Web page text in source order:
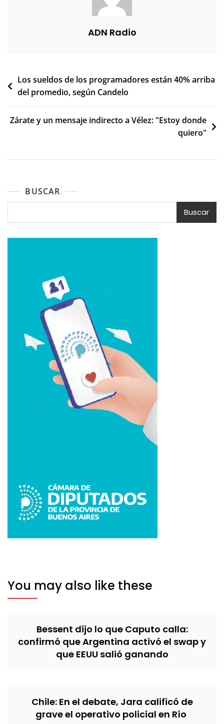
ADN Radio
Navegación
de
Los sueldos de los programadores están 40% arriba
del promedio, según Candelo
Zárate y un mensaje indirecto a Vélez: "Estoy donde
quiero"
BUSCAR
Buscar
You may also like these
Bessent dijo lo que Caputo calla:
confirmó que Argentina activó el swap y
que EEUU salió ganando
Chile: En el debate, Jara calificó de
grave el operativo policial en Río